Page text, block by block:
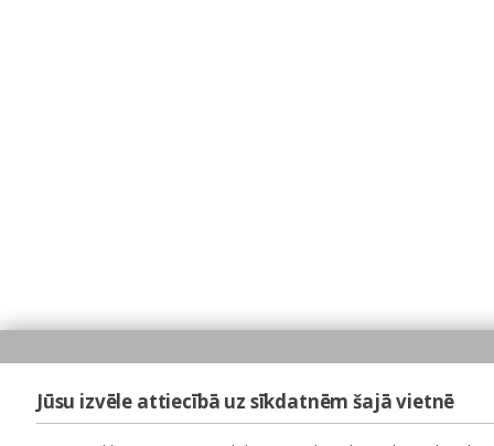
Jūsu izvēle attiecībā uz sīkdatnēm šajā vietnē